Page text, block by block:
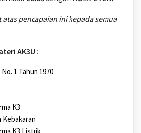
atas pencapaian ini kepada semua
AK3U :
1 Tahun 1970
K3
Kebakaran
K3 Listrik